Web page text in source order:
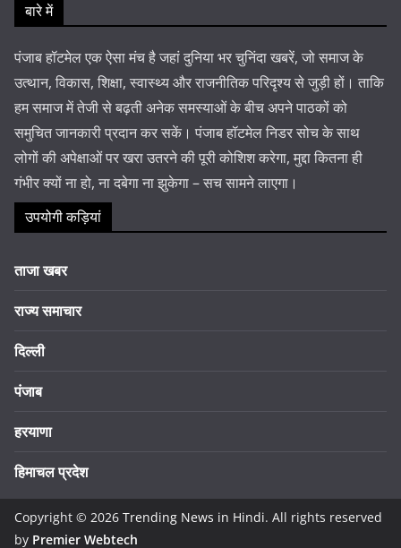
बारे में
पंजाब हॉटमेल एक ऐसा मंच है जहां दुनिया भर चुनिंदा खबरें, जो समाज के
उत्थान, विकास, शिक्षा, स्वास्थ्य और राजनीतिक परिदृश्य से जुड़ी हों। ताकि
हम समाज में तेजी से बढ़ती अनेक समस्याओं के बीच अपने पाठकों को
समुचित जानकारी प्रदान कर सकें। पंजाब हॉटमेल निडर सोच के साथ
लोगों की अपेक्षाओं पर खरा उतरने की पूरी कोशिश करेगा, मुद्दा कितना ही
गंभीर क्यों ना हो, ना दबेगा ना झुकेगा – सच सामने लाएगा।
उपयोगी कड़ियां
ताजा खबर
राज्य समाचार
दिल्ली
पंजाब
हरयाणा
हिमाचल प्रदेश
Copyright © 2026 Trending News in Hindi. All rights reserved
by Premier Webtech